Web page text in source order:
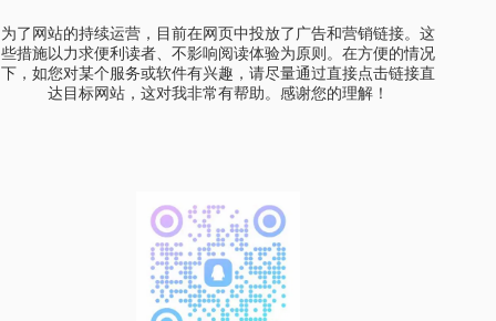
为了网站的持续运营，目前在网页中投放了广告和营销链接。这
些措施以力求便利读者、不影响阅读体验为原则。在方便的情况
下，如您对某个服务或软件有兴趣，请尽量通过直接点击链接直
达目标网站，这对我非常有帮助。感谢您的理解！